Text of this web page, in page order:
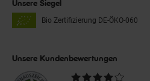
Unsere Siegel
Bio Zertifizierung DE-ÖKO-060
Unsere Kundenbewertungen
Durchschnittliche